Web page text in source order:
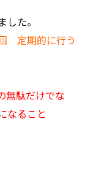
た。
定期的に行う
無駄だけでな
なること